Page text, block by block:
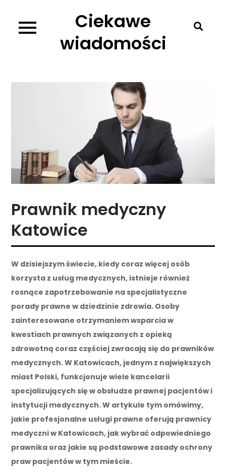
content
Ciekawe
wiadomości
Prawnik medyczny
Katowice
W dzisiejszym świecie, kiedy coraz więcej osób
korzysta z usług medycznych, istnieje również
rosnące zapotrzebowanie na specjalistyczne
porady prawne w dziedzinie zdrowia. Osoby
zainteresowane otrzymaniem wsparcia w
kwestiach prawnych związanych z opieką
zdrowotną coraz częściej zwracają się do prawników
medycznych. W Katowicach, jednym z największych
miast Polski, funkcjonuje wiele kancelarii
specjalizujących się w obsłudze prawnej pacjentów i
instytucji medycznych. W artykule tym omówimy,
jakie profesjonalne usługi prawne oferują prawnicy
medyczni w Katowicach, jak wybrać odpowiedniego
prawnika oraz jakie są podstawowe zasady ochrony
praw pacjentów w tym mieście.